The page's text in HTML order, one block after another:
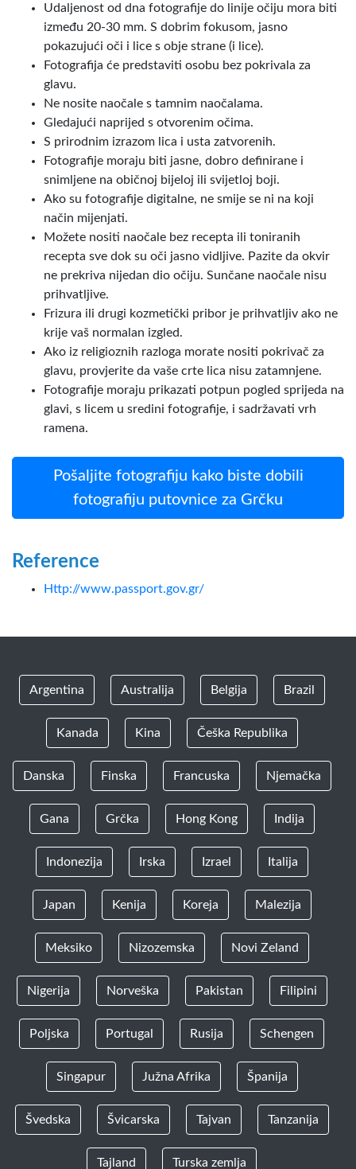
Udaljenost od dna fotografije do linije očiju mora biti
između 20-30 mm. S dobrim fokusom, jasno
pokazujući oči i lice s obje strane (i lice).
Fotografija će predstaviti osobu bez pokrivala za
glavu.
Ne nosite naočale s tamnim naočalama.
Gledajući naprijed s otvorenim očima.
S prirodnim izrazom lica i usta zatvorenih.
Fotografije moraju biti jasne, dobro definirane i
snimljene na običnoj bijeloj ili svijetloj boji.
Ako su fotografije digitalne, ne smije se ni na koji
način mijenjati.
Možete nositi naočale bez recepta ili toniranih
recepta sve dok su oči jasno vidljive. Pazite da okvir
ne prekriva nijedan dio očiju. Sunčane naočale nisu
prihvatljive.
Frizura ili drugi kozmetički pribor je prihvatljiv ako ne
krije vaš normalan izgled.
Ako iz religioznih razloga morate nositi pokrivač za
glavu, provjerite da vaše crte lica nisu zatamnjene.
Fotografije moraju prikazati potpun pogled sprijeda na
glavi, s licem u sredini fotografije, i sadržavati vrh
ramena.
Pošaljite fotografiju kako biste dobili
fotografiju putovnice za Grčku
Reference
Http://www.passport.gov.gr/
Argentina Australija Belgija Brazil
Kanada Kina Češka Republika
Danska Finska Francuska Njemačka
Gana Grčka Hong Kong Indija
Indonezija Irska Izrael Italija
Japan Kenija Koreja Malezija
Meksiko Nizozemska Novi Zeland
Nigerija Norveška Pakistan Filipini
Poljska Portugal Rusija Schengen
Singapur Južna Afrika Španija
Švedska Švicarska Tajvan Tanzanija
Tajland Turska zemlja